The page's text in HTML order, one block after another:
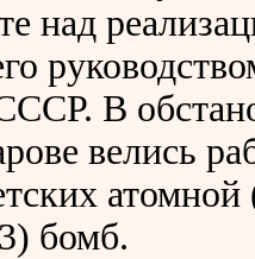
над
В
велись
атомной
бомб.